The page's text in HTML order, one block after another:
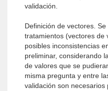
validación.
Definición de vectores.
tratamientos (vectores de
posibles inconsistencias
preliminar, considerando
de valores que se
misma pregunta y entre
validación son